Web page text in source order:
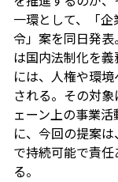
一環として、「
令」案を同日発
は国内法制化を
には、人権や環
される。その対
ェーン上の事業
に、今回の提案
で持続可能で責
る。